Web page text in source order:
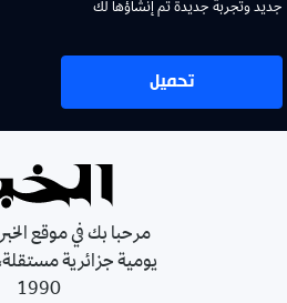
جديد وتجربة جديدة تم إنشاؤها لك
تحميل
مرحبا بك في موقع الخبر
يومية جزائرية
1990